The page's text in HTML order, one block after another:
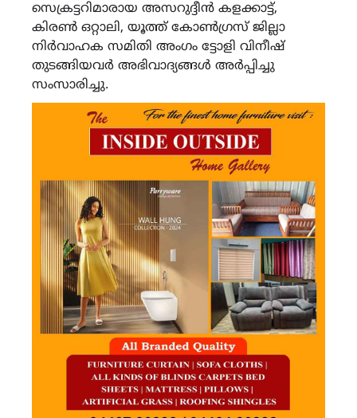
സെക്രട്ടറിമാരായ അസറുദ്ദീൻ കളക്കാട്ട്,
കിരൺ ഒറ്റാലി, യൂത്ത് കോൺഗ്രസ്‌ ജില്ലാ
നിർവാഹക സമിതി അംഗം ട്ടോളി വിനീഷ്
തുടങ്ങിയവർ അഭിവാദ്യങ്ങൾ അർപ്പിച്ചു
സംസാരിച്ചു.